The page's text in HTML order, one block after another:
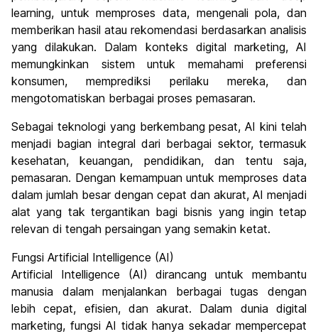
learning, untuk memproses data, mengenali pola, dan
memberikan hasil atau rekomendasi berdasarkan analisis
yang dilakukan. Dalam konteks digital marketing, AI
memungkinkan sistem untuk memahami preferensi
konsumen, memprediksi perilaku mereka, dan
mengotomatiskan berbagai proses pemasaran.
Sebagai teknologi yang berkembang pesat, AI kini telah
menjadi bagian integral dari berbagai sektor, termasuk
kesehatan, keuangan, pendidikan, dan tentu saja,
pemasaran. Dengan kemampuan untuk memproses data
dalam jumlah besar dengan cepat dan akurat, AI menjadi
alat yang tak tergantikan bagi bisnis yang ingin tetap
relevan di tengah persaingan yang semakin ketat.
Fungsi Artificial Intelligence (AI)
Artificial Intelligence (AI) dirancang untuk membantu
manusia dalam menjalankan berbagai tugas dengan
lebih cepat, efisien, dan akurat. Dalam dunia digital
marketing, fungsi AI tidak hanya sekadar mempercepat